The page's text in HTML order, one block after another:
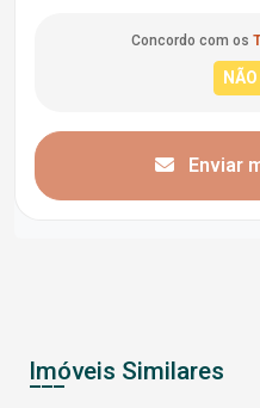
Concordo com os
Enviar
Imóveis Similares